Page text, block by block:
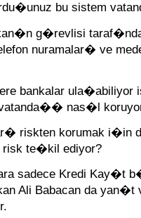
bu sistem
g�revlisi
nuramalar� ve
bankalar
nas�l
riskten korumak i�in
risk te�kil ediyor?
sadece Kredi Kay�t
Ali Babacan da